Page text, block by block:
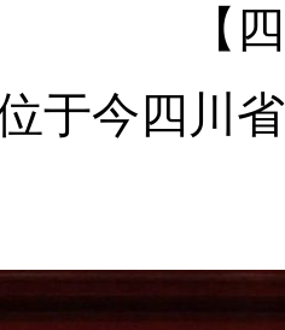
【
于今四川